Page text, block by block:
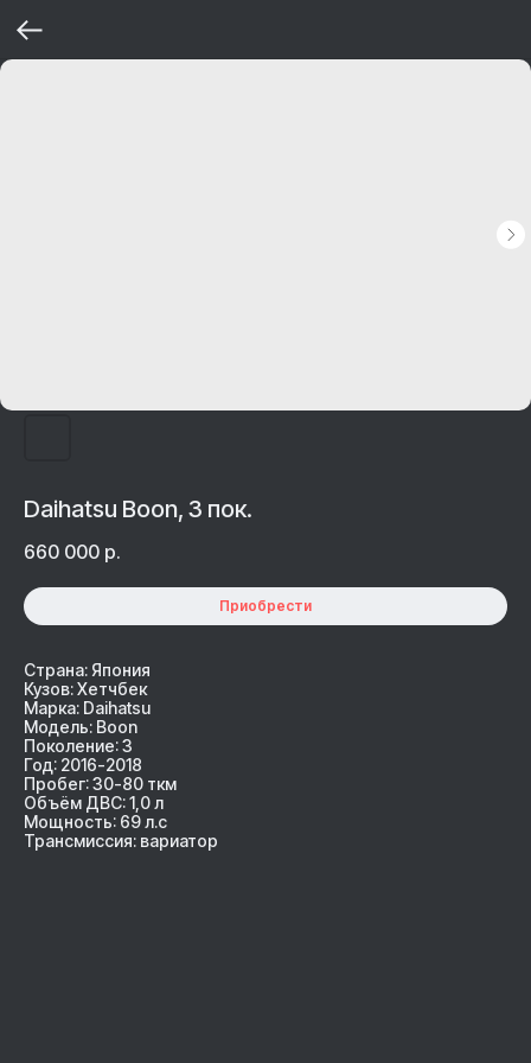
Daihatsu Boon, 3 пок.
660 000 р.
Приобрести
Страна: Япония
Кузов: Хетчбек
Марка: Daihatsu
Модель: Boon
Поколение: 3
Год: 2016-2018
Пробег: 30-80 ткм
Объём ДВС: 1,0 л
Мощность: 69 л.с
Трансмиссия: вариатор